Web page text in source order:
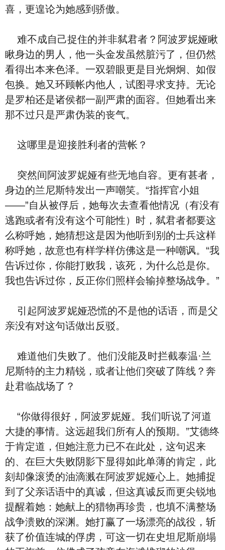
喜，更遑论为她感到骄傲。
难不成自己捉住的并非弑君者？阿波罗妮娅瞅
瞅身边的男人，他一头金发虽然脏污了，但仍然
看得出本来色泽。一双碧眼更是目光炯炯、如假
包换。她又环顾帐内他人，试图寻求支持。无论
是罗柏还是诸侯都一副严肃的面容。但她看出来
那不过只是严肃伪装的丧气。
这哪里是迎接胜利者的营帐？
突然间阿波罗妮娅有些无地自容。更有甚者，
身边的兰尼斯特发出一声嘲笑。“指挥官小姐
——”自从被俘后，她每次去查看他情况（有没有
逃跑或者有没有这个可能性）时，弑君者都要这
么称呼她，她猜想这是因为他听到别的士兵这样
称呼她，故意也有样学样仿佛这是一种嘲讽。“我
告诉过你，你能打败我，该死，为什么总是你。
我也告诉过你，反正你们照样会输掉整场战争。”
引起阿波罗妮娅恐慌的不是他的话语，而是父
亲没有对这句话做出反驳。
难道他们失败了。他们没能及时拦截泰温·兰
尼斯特的主力精锐，或者让他们突破了阵线？奔
赴君临战场了？
“你做得很好，阿波罗妮娅。我们听说了河道
大捷的事情。这远超我们所有人的预期。”艾德终
于肯定道，但她注意力已不在此处，这句迟来
的、在巨大失败阴影下显得如此单薄的肯定，此
刻却像滚烫的油滴溅在阿波罗妮娅心上。她捕捉
到了父亲话语中的真诚，但这真诚反而更尖锐地
提醒着她：她献上的猎物再珍贵，也填不满整场
战争溃败的深渊。她打赢了一场漂亮的战役，斩
获了价值连城的俘虏，可这一切在史坦尼斯崩塌